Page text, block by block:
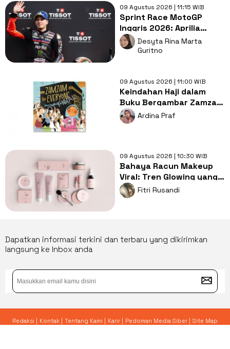
09 Agustus 2026 | 11:15 WIB
Sprint Race MotoGP
Inggris 2026: Aprilia
Tampil Dominan, Ducati
Kesulitan
Desyta Rina Marta
Guritno
09 Agustus 2026 | 11:00 WIB
Keindahan Haji dalam
Buku Bergambar Zamzam
for Everyone
Ardina Praf
09 Agustus 2026 | 10:30 WIB
Bahaya Racun Makeup
Viral: Tren Glowing yang
Merusak Kulit Wajah
Fitri Rusandi
Dapatkan informasi terkini dan terbaru yang dikirimkan
langsung ke Inbox anda
Redaksi | Kontak | Tentang Kami | Karir | Pedoman Media Siber | Site Map